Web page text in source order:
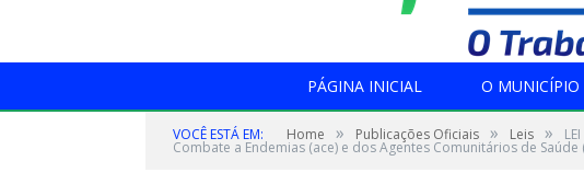
PÁGINA INICIAL O MUNICÍPIO
VOCÊ ESTÁ EM: Home » Publicações Oficiais » Leis »
Combate a Endemias (ace) e dos Agentes Comunitários de